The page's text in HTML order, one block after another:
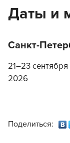
Даты и
Санкт-
21–23 сентября
2026
Поделиться: